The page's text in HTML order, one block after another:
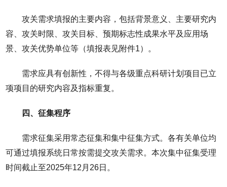
攻关需求填报的主要内容，包括背景意义、主要研究内
容、攻关时限、攻关目标、预期标志性成果水平及应用场
景、攻关优势单位等（填报表见附件1）。
需求应具有创新性，不得与各级重点科研计划项目已立
项项目的研究内容及指标重复。
四、征集程序
需求征集采用常态征集和集中征集方式。各有关单位均
可通过填报系统日常按需提交攻关需求。本次集中征集受理
时间截止至2025年12月26日。